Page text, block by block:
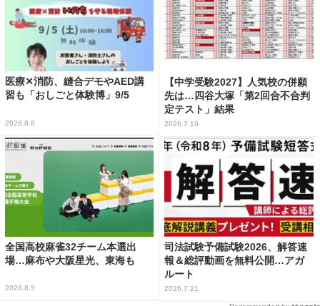
医療✕消防、縫合デモやAED講
習も「おしごと体験博」9/5
2026.8.6
【中学受験2027】人気校の併願
先は…四谷大塚「第2回合不合判
定テスト」結果
2026.7.16
全国高校麻雀32チーム本選出
場…麻布や大阪星光、東海も
2026.8.5
司法試験予備試験2026、解答速
報＆総評動画を無料公開…アガ
ルート
2026.7.21